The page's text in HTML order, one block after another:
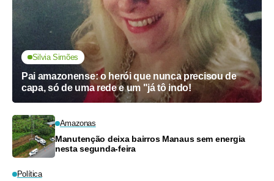
Silvia Simões
Pai amazonense: o herói que nunca precisou de
capa, só de uma rede e um "já tô indo!
Amazonas
Manutenção deixa bairros Manaus sem energia
nesta segunda-feira
Política